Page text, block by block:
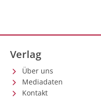
Verlag
Über uns
Mediadaten
Kontakt